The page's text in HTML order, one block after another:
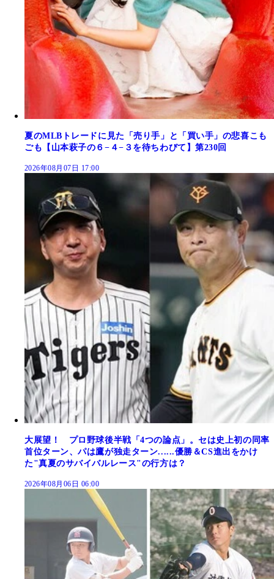
夏のMLBトレードに見た「売り手」と「買い手」の悲喜こも
ごも【山本萩子の６−４−３を待ちわびて】第230回
2026年08月07日 17:00
大展望！ プロ野球後半戦「4つの論点」。セは史上初の同率
首位ターン、パは鷹が独走ターン......優勝＆CS進出をかけ
た"真夏のサバイバルレース"の行方は？
2026年08月06日 06:00